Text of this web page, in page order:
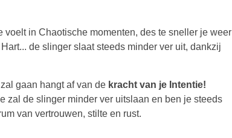
voelt in Chaotische momenten, des te sneller je weer
de slinger slaat steeds minder ver uit, dankzij
gaan hangt af van de kracht van je Intentie!
zal de slinger minder ver uitslaan en ben je steeds
van vertrouwen, stilte en rust.